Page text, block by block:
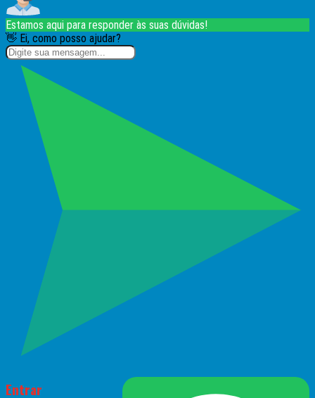
Estamos aqui para responder às suas dúvidas!
👋 Ei, como posso ajudar?
Entrar